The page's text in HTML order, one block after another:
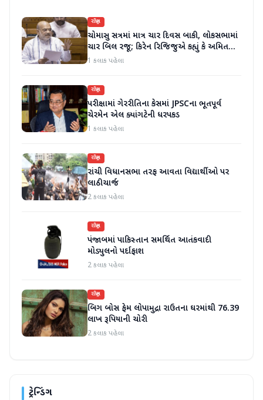
રાષ્ટ્રીય
ચોમાસુ સત્રમાં માત્ર ચાર દિવસ બાકી, લોકસભામાં
ચાર બિલ રજૂ; કિરેન રિજિજુએ કહ્યું કે અમિત
શાહ ચર્ચા પછી જવાબ આપશે
1 કલાક પહેલા
રાષ્ટ્રીય
પરીક્ષામાં ગેરરીતિના કેસમાં JPSCના ભૂતપૂર્વ
ચેરમેન એલ ક્યાંગટેની ધરપકડ
1 કલાક પહેલા
રાષ્ટ્રીય
રાંચી વિધાનસભા તરફ આવતા વિદ્યાર્થીઓ પર
લાઠીચાર્જ
2 કલાક પહેલા
રાષ્ટ્રીય
પંજાબમાં પાકિસ્તાન સમર્થિત આતંકવાદી
મોડ્યુલનો પર્દાફાશ
2 કલાક પહેલા
રાષ્ટ્રીય
બિગ બોસ ફેમ લોપામુદ્રા રાઉતના ઘરમાંથી 76.39
લાખ રૂપિયાની ચોરી
2 કલાક પહેલા
ટ્રેન્ડિંગ